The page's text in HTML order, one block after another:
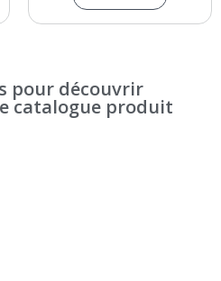
pour découvrir
catalogue produit